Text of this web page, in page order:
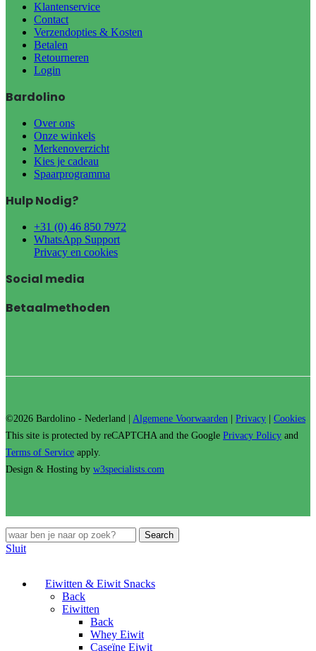
Klantenservice
Contact
Verzendopties & Kosten
Betalen
Retourneren
Login
Bardolino
Over ons
Onze winkels
Merkenoverzicht
Kies je cadeau
Spaarprogramma
Hulp Nodig?
+31 (0) 46 850 7972
WhatsApp Support
Privacy en cookies
Social media
Betaalmethoden
©2026 Bardolino - Nederland | Algemene Voorwaarden Privacy
Cookies
This site is protected by reCAPTCHA and the Google Privacy Policy and
Terms of Service apply.
Design & Hosting by w3specialists.com
Search
Sluit
Eiwitten & Eiwit Snacks
Back
Eiwitten
Back
Whey Eiwit
Caseïne Eiwit